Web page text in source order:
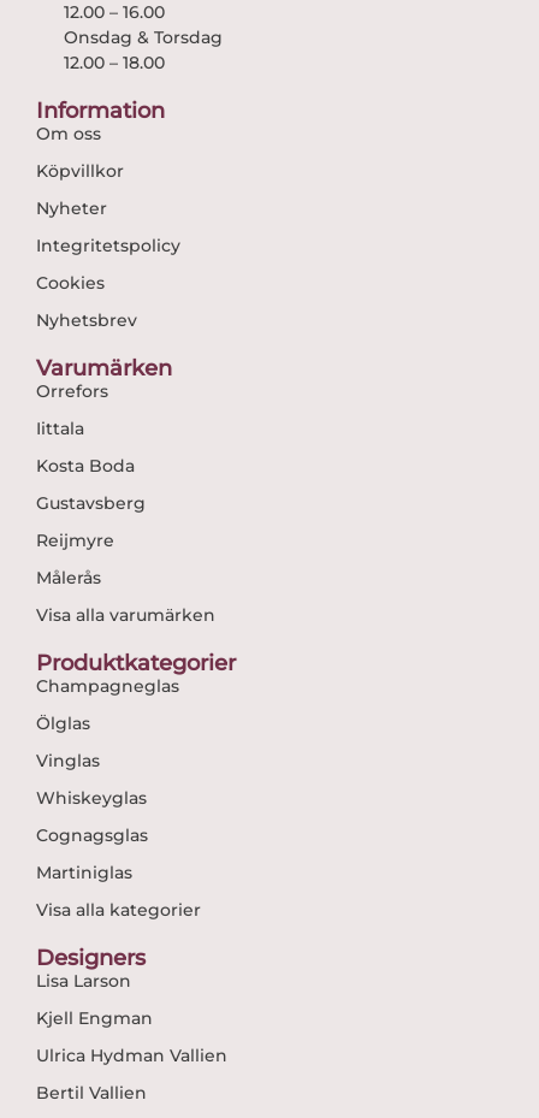
12.00 – 16.00
Onsdag & Torsdag
12.00 – 18.00
Information
Om oss
Köpvillkor
Nyheter
Integritetspolicy
Cookies
Nyhetsbrev
Varumärken
Orrefors
Iittala
Kosta Boda
Gustavsberg
Reijmyre
Målerås
Visa alla varumärken
Produktkategorier
Champagneglas
Ölglas
Vinglas
Whiskeyglas
Cognagsglas
Martiniglas
Visa alla kategorier
Designers
Lisa Larson
Kjell Engman
Ulrica Hydman Vallien
Bertil Vallien